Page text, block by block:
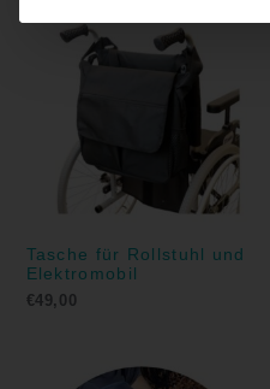
Tasche für Rollstuhl und
Elektromobil
€49,00